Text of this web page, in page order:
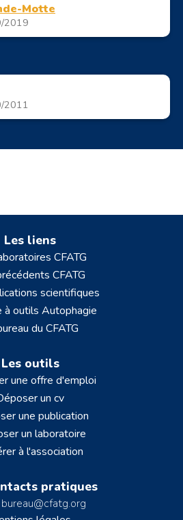
Motte
2019
2011
Les liens
CFATG
CFATG
scientifiques
à outils Autophagie
du CFATG
Les outils
une offre d'emploi
un cv
une publication
un laboratoire
à l'association
pratiques